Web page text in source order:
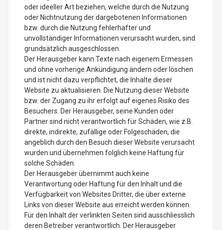
oder ideeller Art beziehen, welche durch die Nutzung
oder Nichtnutzung der dargebotenen Informationen
bzw. durch die Nutzung fehlerhafter und
unvollständiger Informationen verursacht wurden, sind
grundsätzlich ausgeschlossen.
Der Herausgeber kann Texte nach eigenem Ermessen
und ohne vorherige Ankündigung ändern oder löschen
und ist nicht dazu verpflichtet, die Inhalte dieser
Website zu aktualisieren. Die Nutzung dieser Website
bzw. der Zugang zu ihr erfolgt auf eigenes Risiko des
Besuchers. Der Herausgeber, seine Kunden oder
Partner sind nicht verantwortlich für Schäden, wie z.B.
direkte, indirekte, zufällige oder Folgeschäden, die
angeblich durch den Besuch dieser Website verursacht
wurden und übernehmen folglich keine Haftung für
solche Schäden.
Der Herausgeber übernimmt auch keine
Verantwortung oder Haftung für den Inhalt und die
Verfügbarkeit von Websites Dritter, die über externe
Links von dieser Website aus erreicht werden können.
Für den Inhalt der verlinkten Seiten sind ausschliesslich
deren Betreiber verantwortlich. Der Herausgeber